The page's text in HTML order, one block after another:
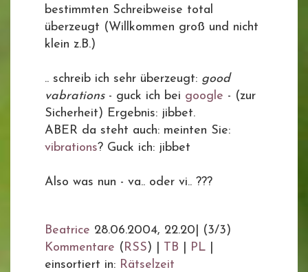
bestimmten Schreibweise total
überzeugt (Willkommen groß und nicht
klein z.B.)
.. schreib ich sehr überzeugt: good
vabrations- guck ich bei google - (zur
Sicherheit) Ergebnis: jibbet.
ABER da steht auch: meinten Sie:
vibrations? Guck ich: jibbet
Also was nun - va.. oder vi.. ???
Beatrice 28.06.2004, 22.20
(3/3)
Kommentare (RSS) | TB PL
einsortiert in: Rätselzeit